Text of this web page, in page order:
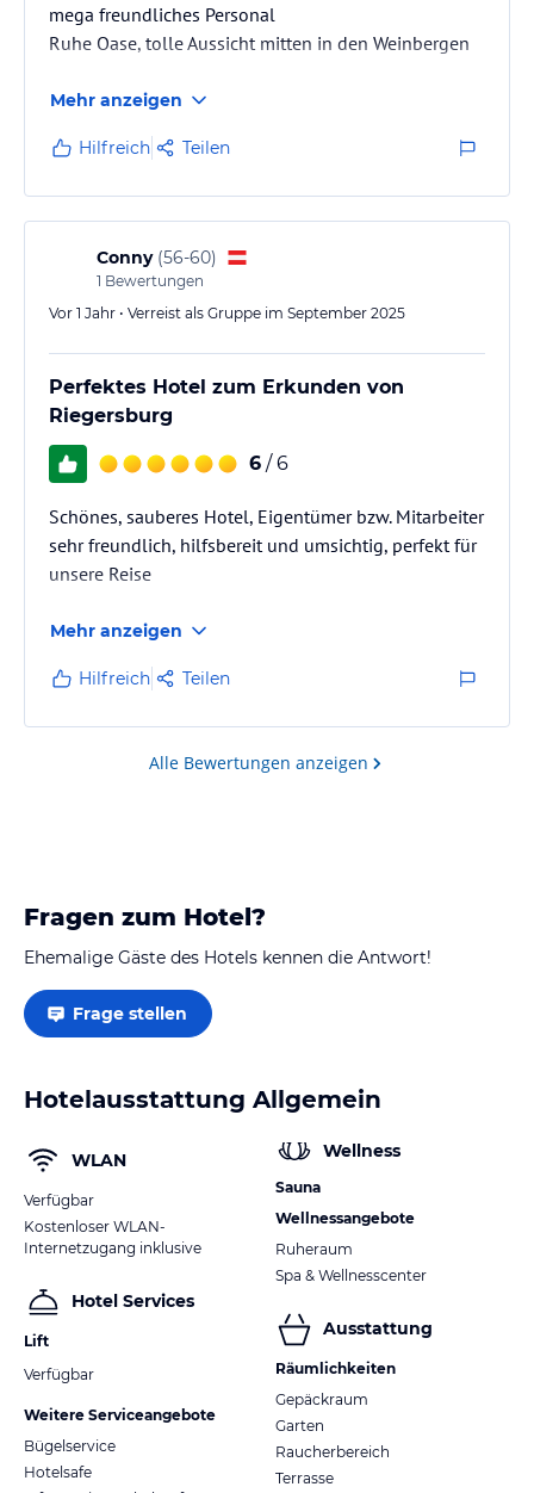
mega freundliches Personal
Ruhe Oase, tolle Aussicht mitten in den Weinbergen
Mehr anzeigen
Hilfreich Teilen
Conny (56-60)
1 Bewertungen
Vor 1 Jahr • Verreist als Gruppe im September 2025
Perfektes Hotel zum Erkunden von
Riegersburg
6 / 6
Schönes, sauberes Hotel, Eigentümer bzw. Mitarbeiter
sehr freundlich, hilfsbereit und umsichtig, perfekt für
unsere Reise
Mehr anzeigen
Hilfreich Teilen
Alle Bewertungen anzeigen
Fragen zum Hotel?
Ehemalige Gäste des Hotels kennen die Antwort!
Frage stellen
Hotelausstattung Allgemein
WLAN
Verfügbar
Kostenloser WLAN-
Internetzugang inklusive
Hotel Services
Lift
Verfügbar
Weitere Serviceangebote
Bügelservice
Hotelsafe
Wellness
Sauna
Wellnessangebote
Ruheraum
Spa & Wellnesscenter
Ausstattung
Räumlichkeiten
Gepäckraum
Garten
Raucherbereich
Terrasse